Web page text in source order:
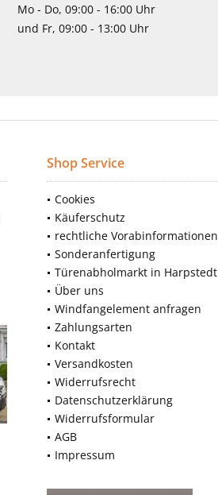
Mo - Do, 09:00 - 16:00 Uhr
und Fr, 09:00 - 13:00 Uhr
Shop Service
Cookies
Käuferschutz
rechtliche Vorabinformationen
Sonderanfertigung
Türenabholmarkt in Harpstedt
Über uns
Windfangelement anfragen
Zahlungsarten
Kontakt
Versandkosten
Widerrufsrecht
Datenschutzerklärung
Widerrufsformular
AGB
Impressum